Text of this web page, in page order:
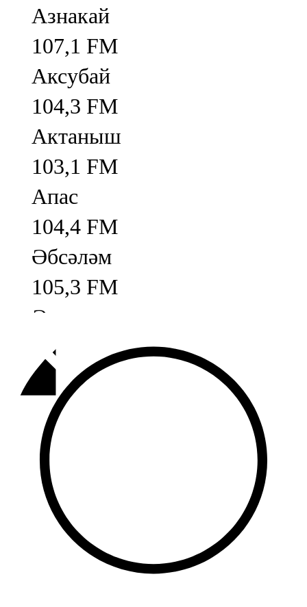
Азнакай
107,1 FM
Аксубай
104,3 FM
Актаныш
103,1 FM
Апас
104,4 FM
Әбсәләм
105,3 FM
Әлмәт
92,9 FM
Базарлы матак
107,1 FM
Балык бистәсе
104,9 FM
Баулы
107,5 FM
Биләр